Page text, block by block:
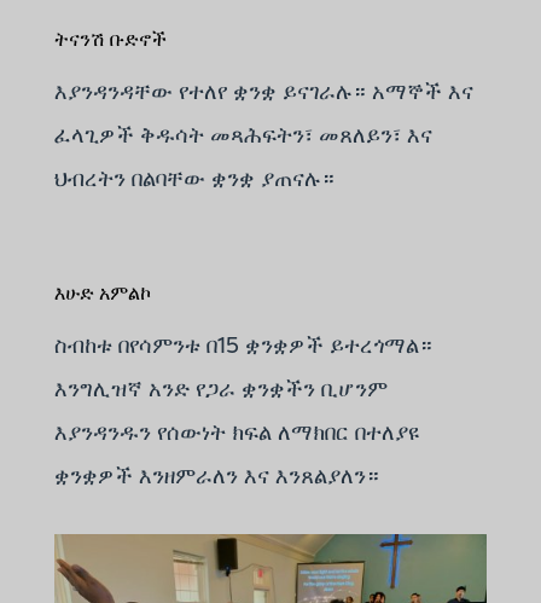
ትናንሽ ቡድኖች
እያንዳንዳቸው የተለየ ቋንቋ ይናገራሉ። አማኞች እና
ፈላጊዎች ቅዱሳት መጻሕፍትን፣ መጸለይን፣ እና
ህብረትን በልባቸው ቋንቋ ያጠናሉ።
እሁድ አምልኮ
ስብከቱ በየሳምንቱ በ15 ቋንቋዎች ይተረጎማል።
እንግሊዝኛ አንድ የጋራ ቋንቋችን ቢሆንም
እያንዳንዱን የሰውነት ክፍል ለማክበር በተለያዩ
ቋንቋዎች እንዘምራለን እና እንጸልያለን።